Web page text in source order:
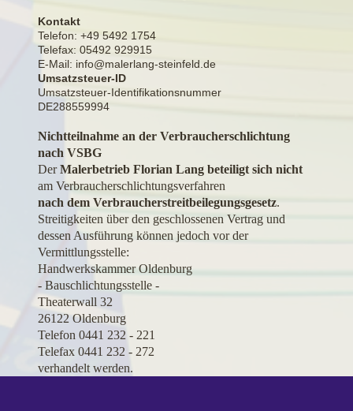
Kontakt
Telefon: +49 5492 1754
Telefax: 05492 929915
E-Mail: info@malerlang-steinfeld.de
Umsatzsteuer-ID
Umsatzsteuer-Identifikationsnummer
DE288559994
Nichtteilnahme an der Verbraucherschlichtung
nach VSBG
DerMalerbetrieb Florian Lang beteiligt sich nicht
am Verbraucherschlichtungsverfahren
nach dem Verbraucherstreitbeilegungsgesetz.
Streitigkeiten über den geschlossenen Vertrag und
dessen Ausführung können jedoch vor der
Vermittlungsstelle:
Handwerkskammer Oldenburg
- Bauschlichtungsstelle -
Theaterwall 32
26122 Oldenburg
Telefon 0441 232 - 221
Telefax 0441 232 - 272
verhandelt werden.